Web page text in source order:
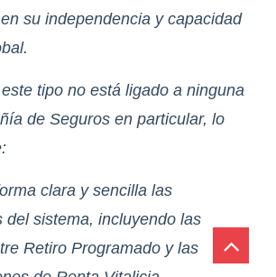
su independencia y capacidad
tipo no está ligado a ninguna
de Seguros en particular, lo
clara y sencilla las
del sistema, incluyendo las
Retiro Programado y las